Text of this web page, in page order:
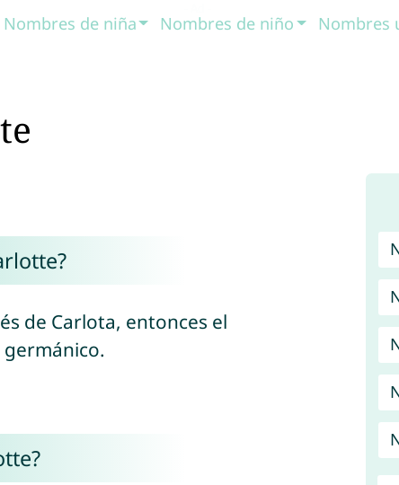
Nombres de niña Nombres de niño Nombres
de Carlota, entonces el